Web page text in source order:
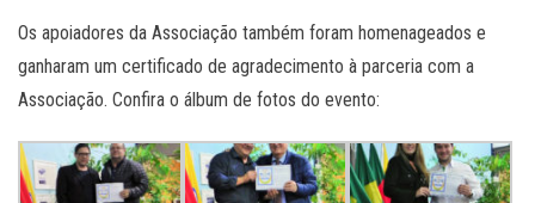
Os apoiadores da Associação também foram homenageados e
ganharam um certificado de agradecimento à parceria com a
Associação. Confira o álbum de fotos do evento: